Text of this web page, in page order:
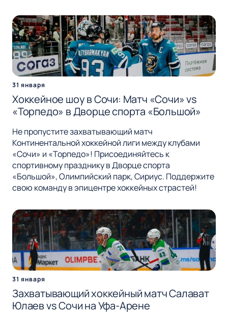
31 января
Хоккейное шоу в Сочи: Матч «Сочи» vs
«Торпедо» в Дворце спорта «Большой»
Не пропустите захватывающий матч
Континентальной хоккейной лиги между клубами
«Сочи» и «Торпедо»! Присоединяйтесь к
спортивному празднику в Дворце спорта
«Большой», Олимпийский парк, Сириус. Поддержите
свою команду в эпицентре хоккейных страстей!
31 января
Захватывающий хоккейный матч Салават
Юлаев vs Сочи на Уфа-Арене